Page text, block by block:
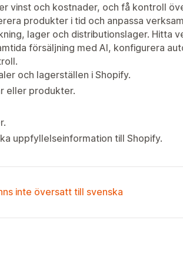
vinst och kostnader, och få kontroll
produkter i tid och anpassa
lager och distributionslager. Hitta
försäljning med AI, konfigurera
och lagerställen i Shopify.
eller produkter.
uppfyllelseinformation till Shopify.
inte översatt till svenska